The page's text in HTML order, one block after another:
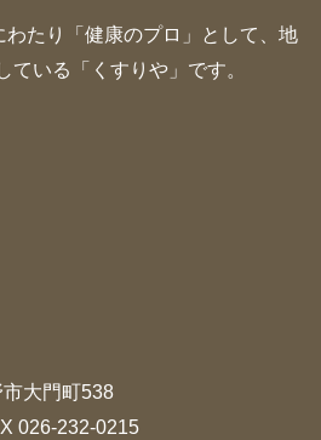
たり「健康のプロ」として、地
ている「くすりや」です。
大門町538
026-232-0215